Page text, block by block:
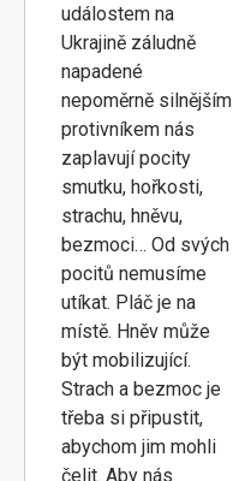
událostem na
Ukrajině záludně
napadené
nepoměrně silnějším
protivníkem nás
zaplavují pocity
smutku, hořkosti,
strachu, hněvu,
bezmoci… Od svých
pocitů nemusíme
utíkat. Pláč je na
místě. Hněv může
být mobilizující.
Strach a bezmoc je
třeba si připustit,
abychom jim mohli
čelit. Aby nás